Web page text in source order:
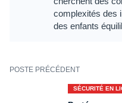
complexités des
des enfants
POSTE PRÉCÉDENT
SÉCURITÉ EN